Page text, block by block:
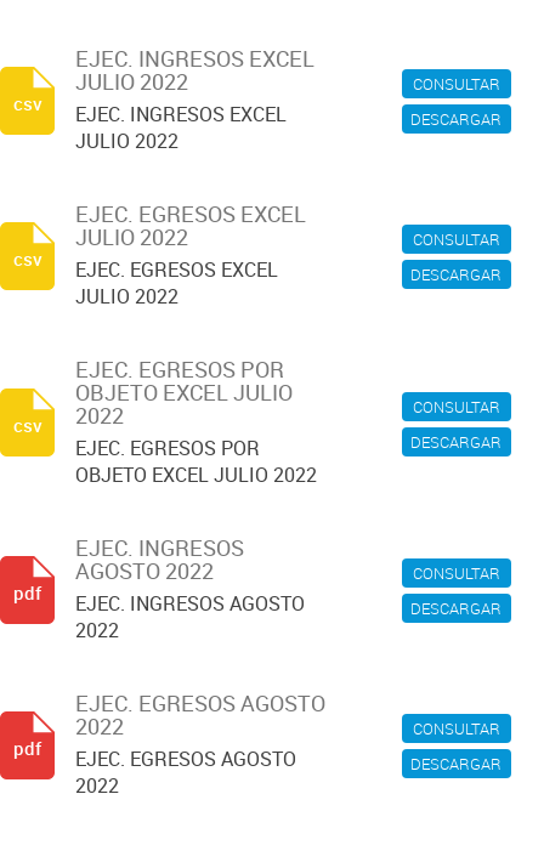
CONSULTAR
DESCARGAR
EJEC. INGRESOS EXCEL
JULIO 2022
EJEC. INGRESOS EXCEL
JULIO 2022
csv
CONSULTAR
DESCARGAR
EJEC. EGRESOS EXCEL
JULIO 2022
EJEC. EGRESOS EXCEL
JULIO 2022
csv
CONSULTAR
DESCARGAR
EJEC. EGRESOS POR
OBJETO EXCEL JULIO
2022
EJEC. EGRESOS POR
OBJETO EXCEL JULIO 2022
csv
CONSULTAR
DESCARGAR
EJEC. INGRESOS
AGOSTO 2022
EJEC. INGRESOS AGOSTO
2022
pdf
CONSULTAR
DESCARGAR
EJEC. EGRESOS AGOSTO
2022
EJEC. EGRESOS AGOSTO
2022
pdf